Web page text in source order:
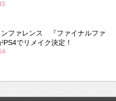
ンファレンス 『ファイナルファ
PS4でリメイク決定！